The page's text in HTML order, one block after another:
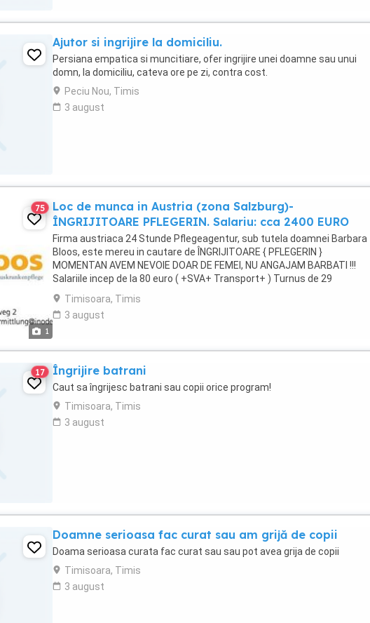
Ajutor si ingrijire la domiciliu.
Persiana empatica si muncitiare, ofer ingrijire unei doamne sau unui
domn, la domiciliu, cateva ore pe zi, contra cost.
Peciu Nou, Timis
3 august
1
75
Loc de munca in Austria (zona Salzburg)-
ÎNGRIJITOARE PFLEGERIN. Salariu: cca 2400 EURO
Firma austriaca 24 Stunde Pflegeagentur, sub tutela doamnei Barbara
Bloos, este mereu in cautare de ÎNGRIJITOARE { PFLEGERIN }
MOMENTAN AVEM NEVOIE DOAR DE FEMEI, NU ANGAJAM BARBATI !!!
Salariile incep de la 80 euro ( +SVA+ Transport+ ) Turnus de 29
respectiv 30 de zile ! ****ACEST ...
Timisoara, Timis
3 august
17 Îngrijire batrani
Caut sa îngrijesc batrani sau copii orice program!
Timisoara, Timis
3 august
Doamne serioasa fac curat sau am grijă de copii
Doama serioasa curata fac curat sau sau pot avea grija de copii
Timisoara, Timis
3 august